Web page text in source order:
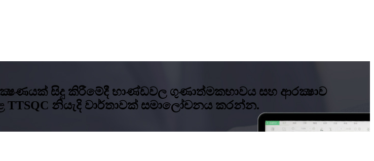
සිදු කිරීමේදී භාණ්ඩවල ගුණාත්මකභාවය සහ ආරක්‍ෂාව
නියැදි වාර්තාවක් සමාලෝචනය කරන්න.